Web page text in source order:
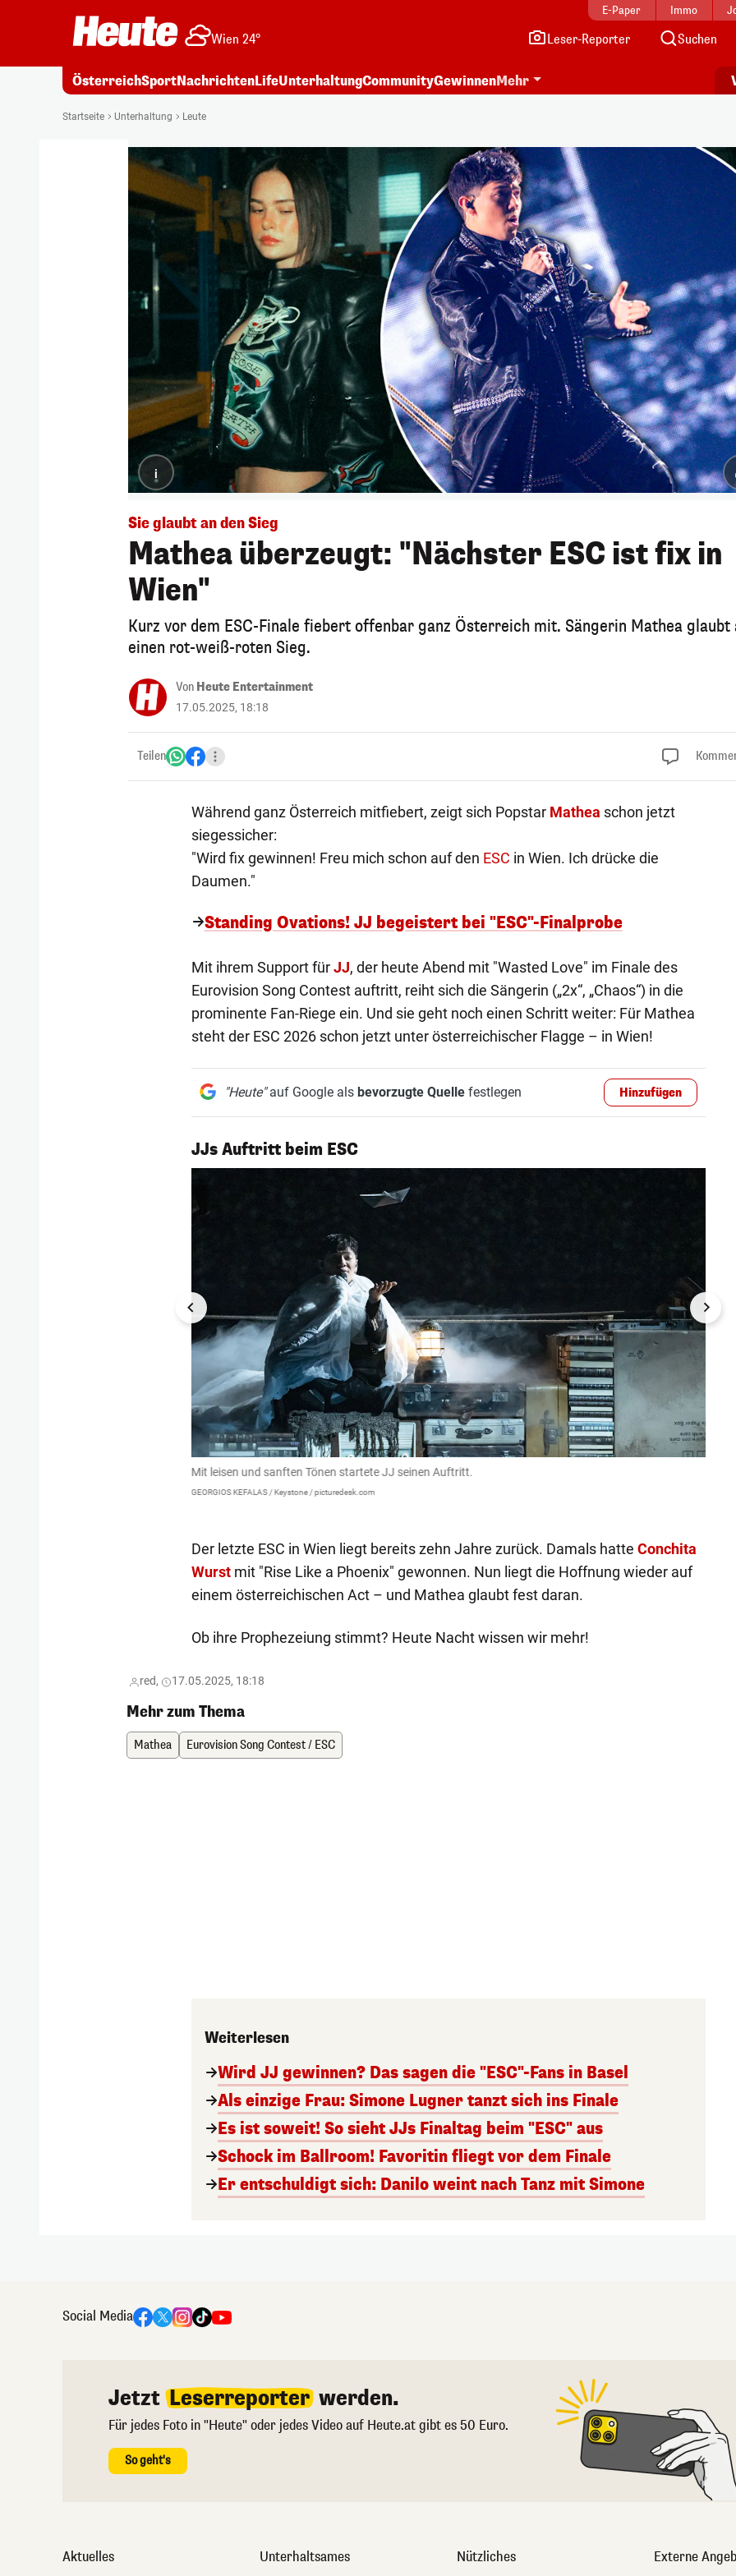
E-Paper Immo
Wien 24° Leser-Reporter Suchen
ÖsterreichSportNachrichtenLifeUnterhaltungCommunityGewinnenMehr
Startseite Unterhaltung Leute
i
Sie glaubt an den Sieg
Mathea überzeugt: "Nächster ESC ist fix in
Wien"
Kurz vor dem ESC-Finale fiebert offenbar ganz Österreich mit. Sängerin Mathea glaubt
einen rot-weiß-roten Sieg.
Von Heute Entertainment
17.05.2025, 18:18
Teilen
Während ganz Österreich mitfiebert, zeigt sich Popstar Mathea schon jetzt
siegessicher:
"Wird fix gewinnen! Freu mich schon auf den ESC in Wien. Ich drücke die
Daumen."
Standing Ovations! JJ begeistert bei "ESC"-Finalprobe
Mit ihrem Support fürJJ, der heute Abend mit "Wasted Love" im Finale des
Eurovision Song Contest auftritt, reiht sich die Sängerin („2x“, „Chaos“) in die
prominente Fan-Riege ein. Und sie geht noch einen Schritt weiter: Für Mathea
steht der ESC 2026 schon jetzt unter österreichischer Flagge – in Wien!
"Heute"auf Google als bevorzugte Quellefestlegen Hinzufügen
JJs Auftritt beim ESC
1/4
Mit leisen und sanften Tönen startete JJ seinen Auftritt.
GEORGIOS KEFALAS / Keystone / picturedesk.com
Der letzte ESC in Wien liegt bereits zehn Jahre zurück. Damals hatte Conchita
Wurstmit "Rise Like a Phoenix" gewonnen. Nun liegt die Hoffnung wieder auf
einem österreichischen Act – und Mathea glaubt fest daran.
Ob ihre Prophezeiung stimmt? Heute Nacht wissen wir mehr!
red, 17.05.2025, 18:18
Mehr zum Thema
Mathea Eurovision Song Contest / ESC
Weiterlesen
Wird JJ gewinnen? Das sagen die "ESC"-Fans in Basel
Als einzige Frau: Simone Lugner tanzt sich ins Finale
Es ist soweit! So sieht JJs Finaltag beim "ESC" aus
Schock im Ballroom! Favoritin fliegt vor dem Finale
Er entschuldigt sich: Danilo weint nach Tanz mit Simone
Social Media
Jetzt Leserreporter werden.
Für jedes Foto in "Heute" oder jedes Video auf Heute.at gibt es 50 Euro.
So geht's
Aktuelles
Unterhaltsames
Nützliches
Externe